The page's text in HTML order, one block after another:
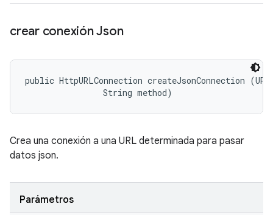
crear conexión Json
public HttpURLConnection createJsonConnection
                String method)
Crea una conexión a una URL determinada para pasar
datos json.
Parámetros